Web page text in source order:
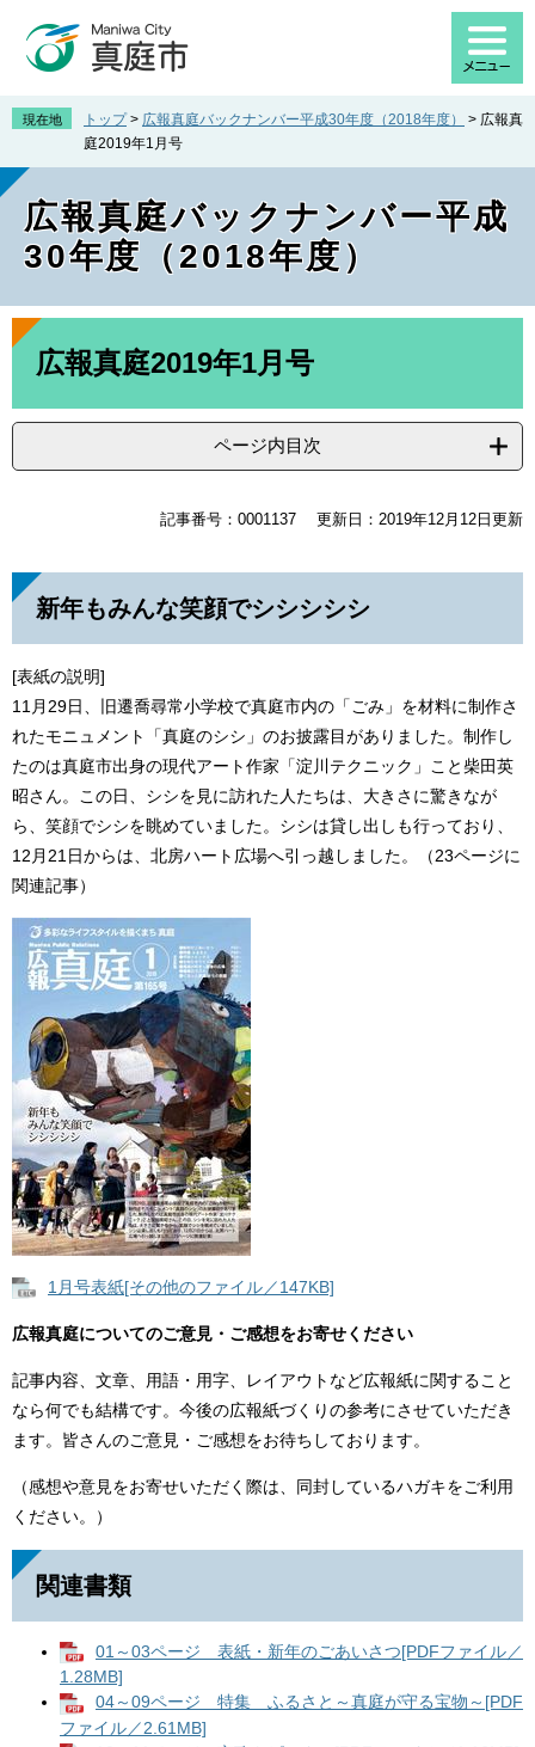
先
す
を
し
現在地 トップ > 広報真庭バックナンバー平成30年度（2018年度） > 広報真
庭2019年1月号
広報真庭バックナンバー平成
30年度（2018年度）
本
広報真庭2019年1月号
ページ内目次
記事番号：0001137 更新日：2019年12月12日更新
新年もみんな笑顔でシシシシシ
[表紙の説明]
11月29日、旧遷喬尋常小学校で真庭市内の「ごみ」を材料に制作さ
れたモニュメント「真庭のシシ」のお披露目がありました。制作し
たのは真庭市出身の現代アート作家「淀川テクニック」こと柴田英
昭さん。この日、シシを見に訪れた人たちは、大きさに驚きなが
ら、笑顔でシシを眺めていました。シシは貸し出しも行っており、
12月21日からは、北房ハート広場へ引っ越しました。（23ページに
関連記事）
1月号表紙[その他のファイル／147KB]
広報真庭についてのご意見・ご感想をお寄せください
記事内容、文章、用語・用字、レイアウトなど広報紙に関すること
なら何でも結構です。今後の広報紙づくりの参考にさせていただき
ます。皆さんのご意見・ご感想をお待ちしております。
（感想や意見をお寄せいただく際は、同封しているハガキをご利用
ください。）
関連書類
01～03ページ 表紙・新年のごあいさつ[PDFファイル／
1.28MB]
04～09ページ 特集 ふるさと～真庭が守る宝物～[PDF
ファイル／2.61MB]